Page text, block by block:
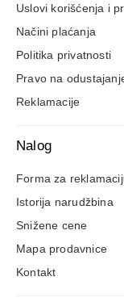
Uslovi korišćenja i
Načini plaćanja
Politika privatnosti
Pravo na
Reklamacije
Nalog
Forma za
Istorija narudžbina
Snižene cene
Mapa prodavnice
Kontakt